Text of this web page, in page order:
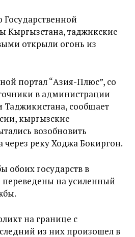
Государственной
Кыргызстана, таджикские
открыли огонь из
портал “Азия-Плюс”, со
в администрации
Таджикистана, сообщает
кыргызские
возобновить
через реку Ходжа Бокиргон.
обоих государств в
на усиленный
на границе с
из них произошел в